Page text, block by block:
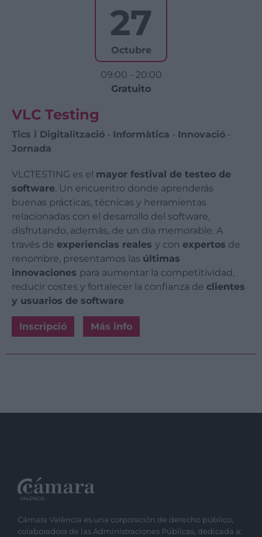
27
Octubre
09:00 - 20:00
Gratuito
VLC Testing
Tics i Digitalització - Informàtica - Innovació -
Jornada
VLCTESTING es el mayor festival de testeo de
software. Un encuentro donde aprenderás
buenas prácticas, técnicas y herramientas
relacionadas con el desarrollo del software,
disfrutando, además, de un día memorable. A
través de experiencias reales y con expertos de
renombre, presentamos las últimas
innovaciones para aumentar la competitividad,
reducir costes y fortalecer la confianza de clientes
y usuarios de software
Inscripció Más info
Cámara València es una corporación de derecho público,
colaboradora de las Administraciones Públicas, dedicada a: